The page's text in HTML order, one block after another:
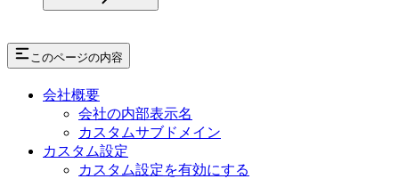
このページの内容
会社概要
会社の内部表示名
カスタムサブドメイン
カスタム設定
カスタム設定を有効にする